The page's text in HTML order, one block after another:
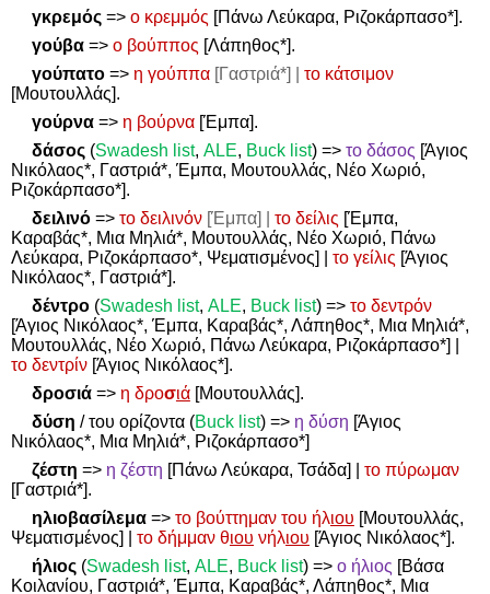
γκρεμός=> ο κρεμμός [Πάνω Λεύκαρα, Ριζοκάρπασο*].
γούβα=> ο βούππος [Λάπηθος*].
γούπατο=> η γούππα[Γαστριά*] | το κάτσιμον
[Μουτουλλάς].
γούρνα=> η βούρνα [Έμπα].
δάσος(Swadesh list, ALE, Buck list)=> το δάσος [Άγιος
Νικόλαος*, Γαστριά*, Έμπα, Μουτουλλάς, Νέο Χωριό,
Ριζοκάρπασο*].
δειλινό=> το δειλινόν[Έμπα] | το δείλις [Έμπα,
Καραβάς*, Μια Μηλιά*, Μουτουλλάς, Νέο Χωριό, Πάνω
Λεύκαρα, Ριζοκάρπασο*, Ψεματισμένος] | το γείλις [Άγιος
Νικόλαος*, Γαστριά*].
δέντρο(Swadesh list, ALE, Buck list)=> το δεντρόν
[Άγιος Νικόλαος*, Έμπα, Καραβάς*, Λάπηθος*, Μια Μηλιά*,
Μουτουλλάς, Νέο Χωριό, Πάνω Λεύκαρα, Ριζοκάρπασο*] |
το δεντρίν [Άγιος Νικόλαος*].
δροσιά=> η δροσιά[Μουτουλλάς].
δύση / του ορίζοντα (Buck list)=> η δύση [Άγιος
Νικόλαος*, Μια Μηλιά*, Ριζοκάρπασο*]
ζέστη => η ζέστη [Πάνω Λεύκαρα, Τσάδα] | το πύρωμαν
[Γαστριά*].
ηλιοβασίλεμα=> το βούττημαν του ήλιου [Μουτουλλάς,
Ψεματισμένος] | το δήμμαν θιου νήλιου [Άγιος Νικόλαος*].
ήλιος(Swadesh list, ALE, Buck list)=> ο ήλιος [Βάσα
Κοιλανίου, Γαστριά*, Έμπα, Καραβάς*, Λάπηθος*, Μια